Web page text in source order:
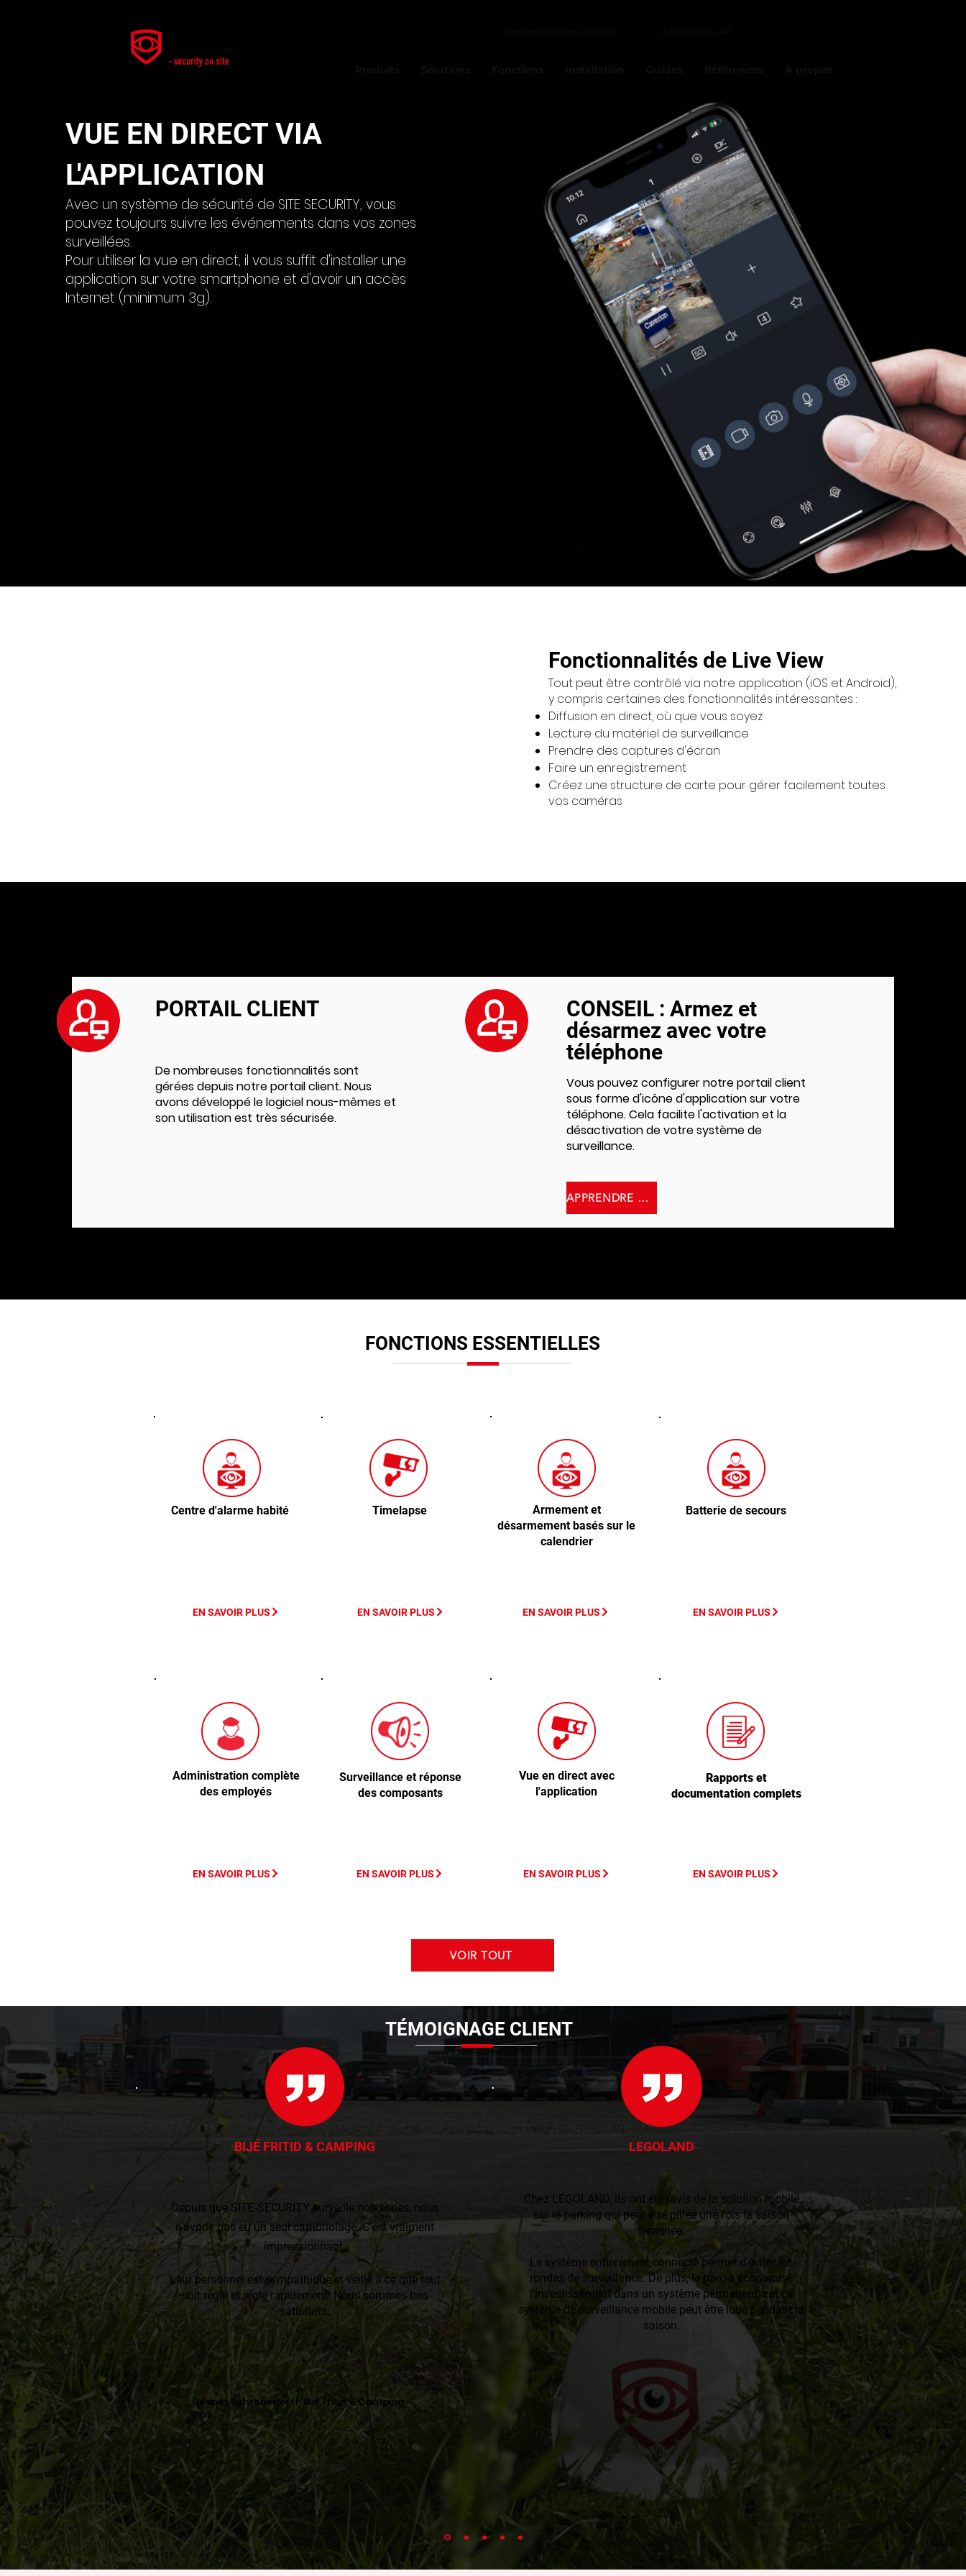
VUE EN DIRECT VIA
L'APPLICATION
Avec un système de sécurité de SITE SECURITY, vous
pouvez toujours suivre les événements dans vos zones
surveillées.
Pour utiliser la vue en direct, il vous suffit d'installer une
application sur votre smartphone et d'avoir un accès
Internet (minimum 3g).
Fonctionnalités de Live View
Tout peut être contrôlé via notre application (iOS et Android),
y compris certaines des fonctionnalités intéressantes :
Diffusion en direct, où que vous soyez
Lecture du matériel de surveillance
Prendre des captures d'écran
Faire un enregistrement
Créez une structure de carte pour gérer facilement toutes
vos caméras
PORTAIL CLIENT
De nombreuses fonctionnalités sont
gérées depuis notre portail client. Nous
avons développé le logiciel nous-mêmes et
son utilisation est très sécurisée.
CONSEIL : Armez et
désarmez avec votre
téléphone
Vous pouvez configurer notre portail client
sous forme d'icône d'application sur votre
téléphone. Cela facilite l'activation et la
désactivation de votre système de
surveillance.
APPRENDRE ENCORE PLUS
FONCTIONS ESSENTIELLES
Centre d'alarme habité
EN SAVOIR PLUS EN SAVOIR PLUS
Timelapse
Armement et
désarmement basés sur le
calendrier
EN SAVOIR PLUS EN SAVOIR PLUS
Batterie de secours
Administration complète
des employés
EN SAVOIR PLUS EN SAVOIR PLUS
Surveillance et réponse
des composants
Vue en direct avec
l'application
EN SAVOIR PLUS EN SAVOIR PLUS
Rapports et
documentation complets
VOIR TOUT
BIJÉ FRITID & CAMPING
Depuis que SITE-SECURITY surveille nos zones, nous
n'avons pas eu un seul cambriolage. C'est vraiment
impressionnant.
Leur personnel est sympathique et veille à ce que tout
soit réglé et réglé rapidement. Nous sommes très
satisfaits.
Jesper Behrensdorff, Bijé Fritid & Camping
ApS
LEGOLAND
Chez LEGOLAND, ils ont été ravis de la solution mobile
sur le parking qui peut être pillée une fois la saison
terminée.
Le système entièrement connecté permet d'éviter les
rondes de surveillance. De plus, le parc a économisé
l'investissement dans un système permanent, car ce
système de surveillance mobile peut être loué pendant la
saison.
TÉMOIGNAGE CLIENT